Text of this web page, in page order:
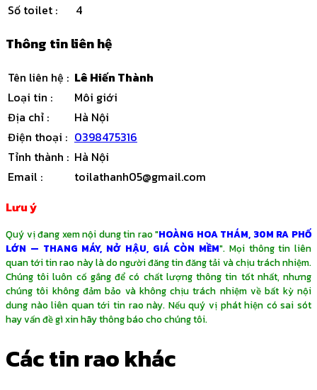
Số toilet : 4
Thông tin liên hệ
Tên liên hệ : Lê Hiến Thành
Loại tin :
Môi giới
Địa chỉ :
Hà Nội
Điện thoại : 0398475316
Tỉnh thành : Hà Nội
Email :
toilathanh05@gmail.com
Lưu ý
Quý vị đang xem nội dung tin rao "HOÀNG HOA THÁM, 30M RA PHỐ
LỚN — THANG MÁY, NỞ HẬU, GIÁ CÒN MỀM". Mọi thông tin liên
quan tới tin rao này là do người đăng tin đăng tải và chịu trách nhiệm.
Chúng tôi luôn cố gắng để có chất lượng thông tin tốt nhất, nhưng
chúng tôi không đảm bảo và không chịu trách nhiệm về bất kỳ nội
dung nào liên quan tới tin rao này. Nếu quý vị phát hiện có sai sót
hay vấn đề gì xin hãy thông báo cho chúng tôi.
Các tin rao khác